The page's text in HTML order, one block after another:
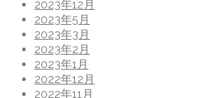
2023年12月
2023年5月
2023年3月
2023年2月
2023年1月
2022年12月
2022年11月